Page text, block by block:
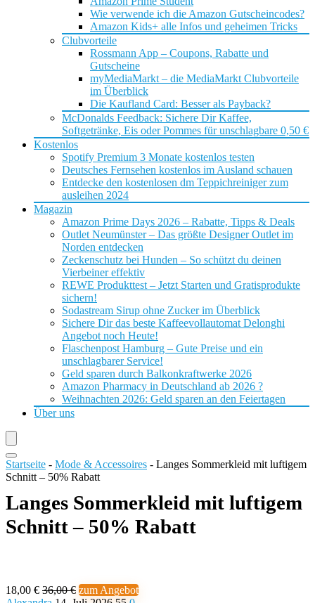
Wie verwende ich die Amazon Gutscheincodes?
Amazon Kids+ alle Infos und geheimen Tricks
Clubvorteile
Rossmann App – Coupons, Rabatte und
Gutscheine
myMediaMarkt – die MediaMarkt Clubvorteile
im Überblick
Die Kaufland Card: Besser als Payback?
McDonalds Feedback: Sichere Dir Kaffee,
Softgetränke, Eis oder Pommes für unschlagbare 0,50 €
Kostenlos
Spotify Premium 3 Monate kostenlos testen
Deutsches Fernsehen kostenlos im Ausland schauen
Entdecke den kostenlosen dm Teppichreiniger zum
ausleihen 2024
Magazin
Amazon Prime Days 2026 – Rabatte, Tipps & Deals
Outlet Neumünster – Das größte Designer Outlet im
Norden entdecken
Zeckenschutz bei Hunden – So schützt du deinen
Vierbeiner effektiv
REWE Produkttest – Jetzt Starten und Gratisprodukte
sichern!
Sodastream Sirup ohne Zucker im Überblick
Sichere Dir das beste Kaffeevollautomat Delonghi
Angebot noch Heute!
Flaschenpost Hamburg – Gute Preise und ein
unschlagbarer Service!
Geld sparen durch Balkonkraftwerke 2026
Amazon Pharmacy in Deutschland ab 2026 ?
Weihnachten 2026: Geld sparen an den Feiertagen
Über uns
Startseite - Mode & Accessoires - Langes Sommerkleid mit luftigem
Schnitt – 50% Rabatt
Langes Sommerkleid mit luftigem
Schnitt – 50% Rabatt
18,00 € 36,00 € zum Angebot